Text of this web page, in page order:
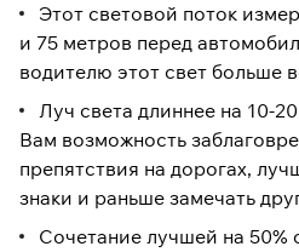
Этот световой поток
и 75 метров перед
водителю этот свет больше
Луч света длиннее на 10-
Вам возможность
препятствия на дорогах,
знаки и раньше замечать
Сочетание лучшей на 50%